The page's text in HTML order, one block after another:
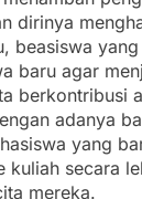
dirinya
beasiswa
baru agar
berkontribusi
adanya
yang
kuliah secara
mereka.